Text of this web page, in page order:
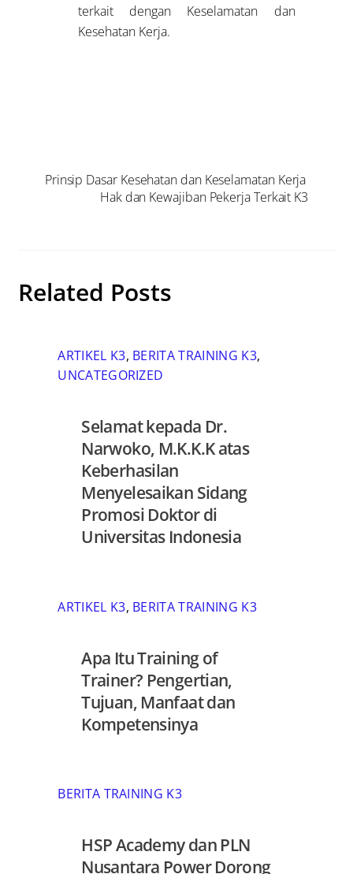
terkait dengan Keselamatan dan
Kesehatan Kerja.
Prinsip Dasar Kesehatan dan Keselamatan Kerja
Hak dan Kewajiban Pekerja Terkait K3
Related Posts
ARTIKEL K3, BERITA TRAINING K3,
UNCATEGORIZED
Selamat kepada Dr.
Narwoko, M.K.K.K atas
Keberhasilan
Menyelesaikan Sidang
Promosi Doktor di
Universitas Indonesia
ARTIKEL K3, BERITA TRAINING K3
Apa Itu Training of
Trainer? Pengertian,
Tujuan, Manfaat dan
Kompetensinya
BERITA TRAINING K3
HSP Academy dan PLN
Nusantara Power Dorong